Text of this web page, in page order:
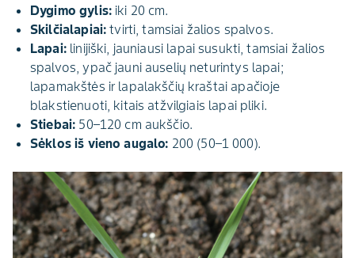
Dygimo gylis:iki 20 cm.
Skilčialapiai: tvirti, tamsiai žalios spalvos.
Lapai:linijiški, jauniausi lapai susukti, tamsiai žalios
spalvos, ypač jauni auselių neturintys lapai;
lapamakštės ir lapalakščių kraštai apačioje
blakstienuoti, kitais atžvilgiais lapai pliki.
Stiebai: 50–120 cm aukščio.
Sėklos iš vieno augalo: 200 (50–1 000).